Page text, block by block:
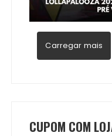
Carregar mais
CUPOM COM